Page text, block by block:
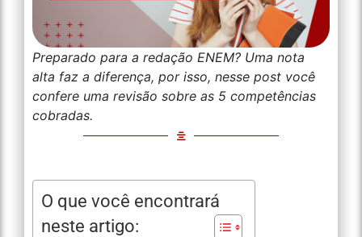
Preparado para a redação ENEM? Uma nota
alta faz a diferença, por isso, nesse post você
confere uma revisão sobre as 5 competências
cobradas.
O que você encontrará
neste artigo: